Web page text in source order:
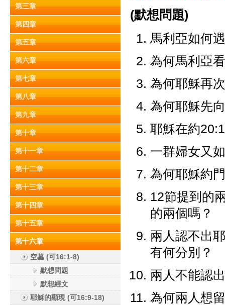
第三章
第四章
第五章
第六章
第七章
第八章
第九章
第十章
第十一章
第十二章
第十三章
第十四章
第十五章
第十六章
空墓 (可16:1-8)
默想問題
默想經文
耶穌的顯現 (可16:9-18)
(默想問題)
馬利亞如何
為何馬利亞
為何耶穌再
為何耶穌先
耶穌在約
一群婦女又
為何耶穌約
12節提到的
的兩個嗎？
兩人認不出
有何分別？
兩人不能認
為何兩人想